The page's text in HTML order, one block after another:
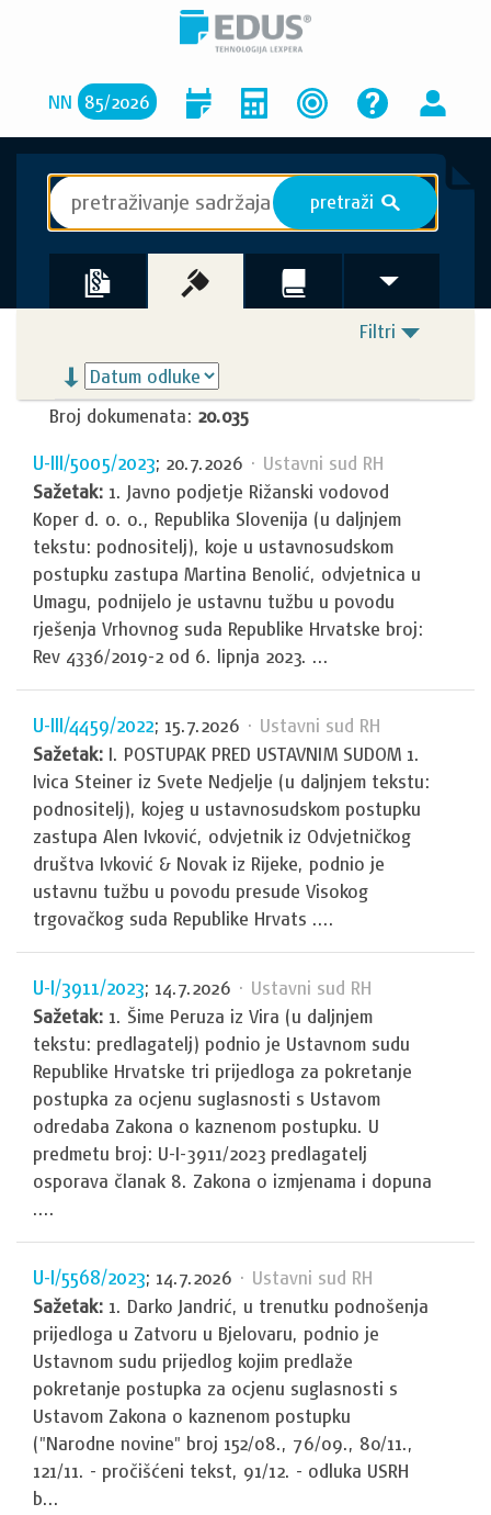
NN 85/2026
pretraži S
Filtri
Broj dokumenata: 20.035
U-III/5005/2023; 20.7.2026 · Ustavni sud RH
Sažetak: 1. Javno podjetje Rižanski vodovod
Koper d. o. o., Republika Slovenija (u daljnjem
tekstu: podnositelj), koje u ustavnosudskom
postupku zastupa Martina Benolić, odvjetnica u
Umagu, podnijelo je ustavnu tužbu u povodu
rješenja Vrhovnog suda Republike Hrvatske broj:
Rev 4336/2019-2 od 6. lipnja 2023. ...
U-III/4459/2022; 15.7.2026 · Ustavni sud RH
Sažetak: I. POSTUPAK PRED USTAVNIM SUDOM 1.
Ivica Steiner iz Svete Nedjelje (u daljnjem tekstu:
podnositelj), kojeg u ustavnosudskom postupku
zastupa Alen Ivković, odvjetnik iz Odvjetničkog
društva Ivković & Novak iz Rijeke, podnio je
ustavnu tužbu u povodu presude Visokog
trgovačkog suda Republike Hrvats ....
U-I/3911/2023; 14.7.2026 · Ustavni sud RH
Sažetak: 1. Šime Peruza iz Vira (u daljnjem
tekstu: predlagatelj) podnio je Ustavnom sudu
Republike Hrvatske tri prijedloga za pokretanje
postupka za ocjenu suglasnosti s Ustavom
odredaba Zakona o kaznenom postupku. U
predmetu broj: U-I-3911/2023 predlagatelj
osporava članak 8. Zakona o izmjenama i dopuna
....
U-I/5568/2023; 14.7.2026 · Ustavni sud RH
Sažetak: 1. Darko Jandrić, u trenutku podnošenja
prijedloga u Zatvoru u Bjelovaru, podnio je
Ustavnom sudu prijedlog kojim predlaže
pokretanje postupka za ocjenu suglasnosti s
Ustavom Zakona o kaznenom postupku
("Narodne novine" broj 152/08., 76/09., 80/11.,
121/11. - pročišćeni tekst, 91/12. - odluka USRH
b...